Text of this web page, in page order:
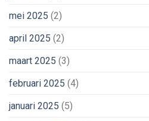
mei 2025 (2)
april 2025 (2)
maart 2025 (3)
februari 2025 (4)
januari 2025 (5)